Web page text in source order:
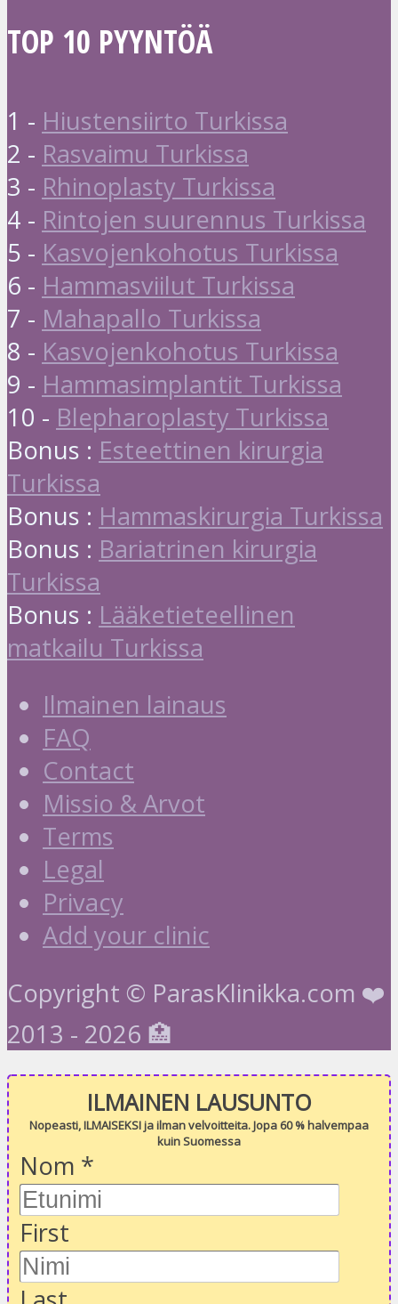
TOP 10 PYYNTÖÄ
1 - Hiustensiirto Turkissa
2 - Rasvaimu Turkissa
3 - Rhinoplasty Turkissa
4 - Rintojen suurennus Turkissa
5 - Kasvojenkohotus Turkissa
6 - Hammasviilut Turkissa
7 - Mahapallo Turkissa
8 - Kasvojenkohotus Turkissa
9 - Hammasimplantit Turkissa
10 - Blepharoplasty Turkissa
Bonus : Esteettinen kirurgia
Turkissa
Bonus : Hammaskirurgia Turkissa
Bonus : Bariatrinen kirurgia
Turkissa
Bonus : Lääketieteellinen
matkailu Turkissa
Ilmainen lainaus
FAQ
Contact
Missio & Arvot
Terms
Legal
Privacy
Add your clinic
Copyright © ParasKlinikka.com ❤️
2013 - 2026 🏥
ILMAINEN LAUSUNTO
Nopeasti, ILMAISEKSI ja ilman velvoitteita. Jopa 60 % halvempaa
kuin Suomessa
Nom *
First